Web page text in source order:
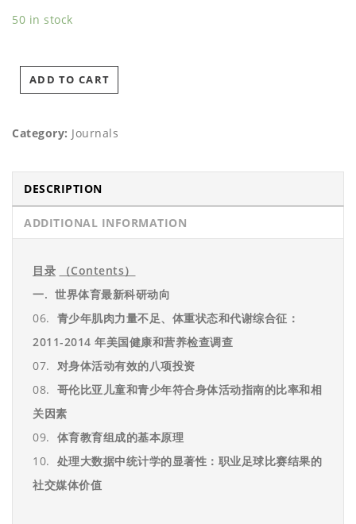
50 in stock
ADD TO CART
Category: Journals
DESCRIPTION
ADDITIONAL INFORMATION
目录 （Contents）
一. 世界体育最新科研动向
06. 青少年肌肉力量不足、体重状态和代谢综合征：
2011-2014 年美国健康和营养检查调查
07. 对身体活动有效的八项投资
08. 哥伦比亚儿童和青少年符合身体活动指南的比率和相
关因素
09. 体育教育组成的基本原理
10. 处理大数据中统计学的显著性：职业足球比赛结果的
社交媒体价值